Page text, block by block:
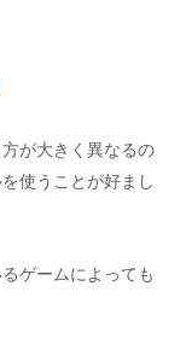
が大きく異なるの
使うことが好まし
ゲームによっても